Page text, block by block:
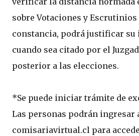
sobre Votaciones y Escrutinios
constancia, podrá justificar su
cuando sea citado por el
posterior a las elecciones.
*Se puede iniciar trámite de
Las personas podrán ingresar
comisariavirtual.cl para